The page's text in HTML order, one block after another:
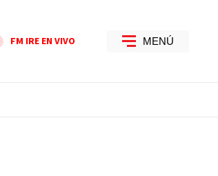
FM IRE EN VIVO MENÚ